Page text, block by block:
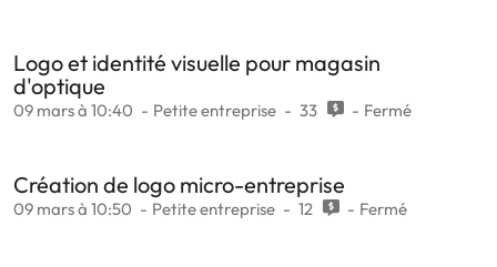
Logo et identité visuelle pour magasin
d'optique
09 mars à 10:40 Petite entreprise 33 Fermé
Création de logo micro-entreprise
09 mars à 10:50 Petite entreprise 12 Fermé